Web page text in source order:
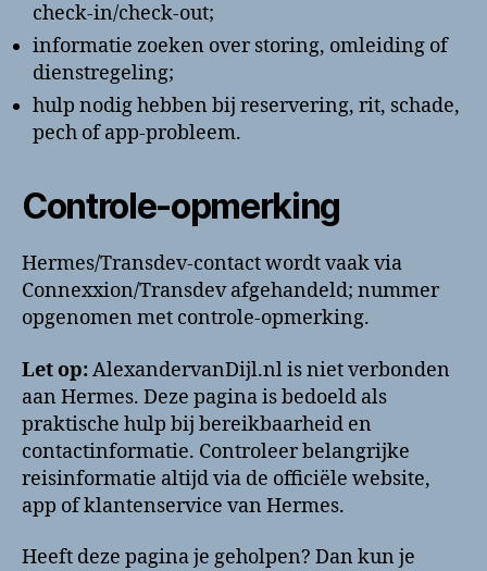
check-in/check-out;
informatie zoeken over storing, omleiding of
dienstregeling;
hulp nodig hebben bij reservering, rit, schade,
pech of app-probleem.
Controle-opmerking
Hermes/Transdev-contact wordt vaak via
Connexxion/Transdev afgehandeld; nummer
opgenomen met controle-opmerking.
Let op:AlexandervanDijl.nl is niet verbonden
aan Hermes. Deze pagina is bedoeld als
praktische hulp bij bereikbaarheid en
contactinformatie. Controleer belangrijke
reisinformatie altijd via de officiële website,
app of klantenservice van Hermes.
Heeft deze pagina je geholpen? Dan kun je